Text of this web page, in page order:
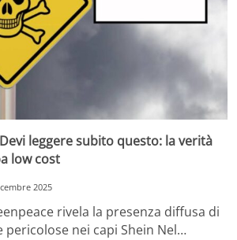
leggere subito questo: la verità
low cost
2025
rivela la presenza diffusa di
pericolose nei capi Shein Nel…